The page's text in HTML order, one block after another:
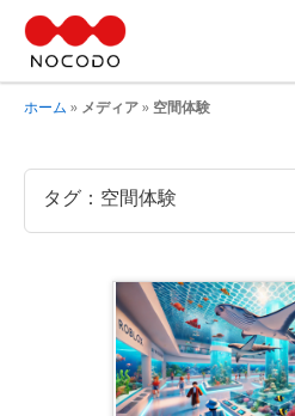
ホーム » メディア » 空間体験
タグ：空間体験